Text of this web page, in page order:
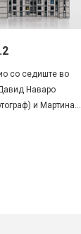
со седиште во
Наваро
и Мартина...